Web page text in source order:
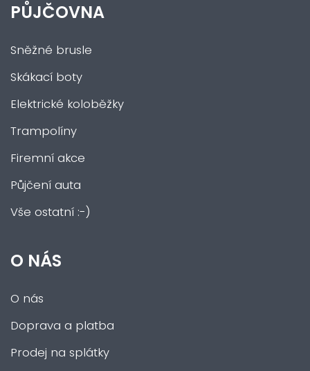
PŮJČOVNA
Sněžné brusle
Skákací boty
Elektrické koloběžky
Trampolíny
Firemní akce
Půjčení auta
Vše ostatní :-)
O NÁS
O nás
Doprava a platba
Prodej na splátky